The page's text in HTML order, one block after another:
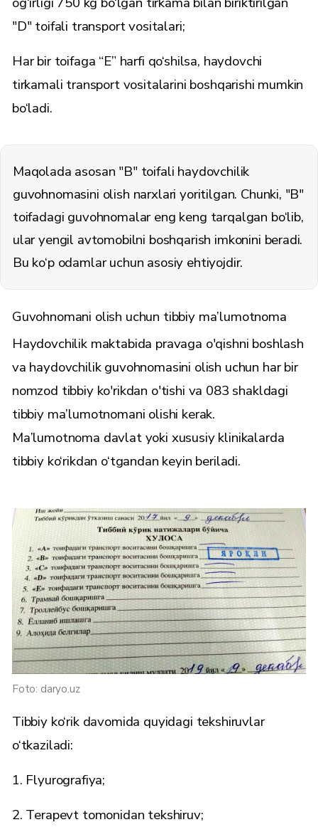
"D" toifali transport vositalari;
Har bir toifaga “E” harfi qo‘shilsa, haydovchi
tirkamali transport vositalarini boshqarishi mumkin
bo‘ladi.
Maqolada asosan "B" toifali haydovchilik
guvohnomasini olish narxlari yoritilgan. Chunki, "B"
toifadagi guvohnomalar eng keng tarqalgan bo‘lib,
ular yengil avtomobilni boshqarish imkonini beradi.
Bu ko‘p odamlar uchun asosiy ehtiyojdir.
Guvohnomani olish uchun tibbiy ma’lumotnoma
Haydovchilik maktabida pravaga o'qishni boshlash
va haydovchilik guvohnomasini olish uchun har bir
nomzod tibbiy ko'rikdan o'tishi va 083 shakldagi
tibbiy ma’lumotnomani olishi kerak.
Ma’lumotnoma davlat yoki xususiy klinikalarda
tibbiy ko‘rikdan o‘tgandan keyin beriladi.
Foto: daryo.uz
Tibbiy ko‘rik davomida quyidagi tekshiruvlar
o‘tkaziladi:
1. Flyurografiya;
2. Terapevt tomonidan tekshiruv;